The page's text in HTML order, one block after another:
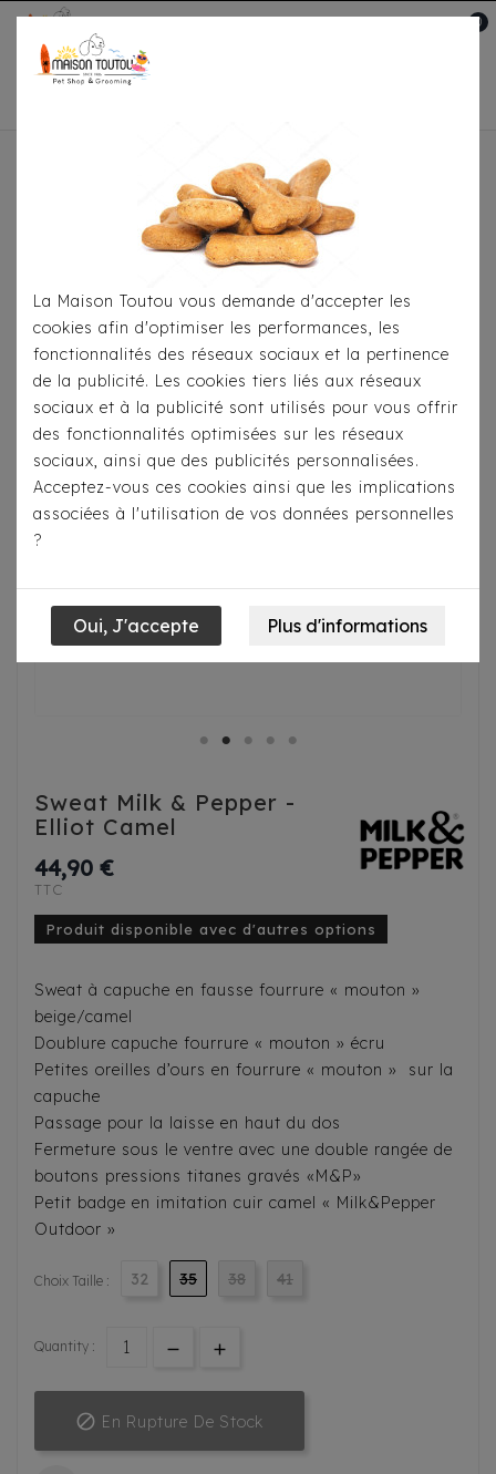
0
Pour S'habiller Sweats
& Pepper - Elliot Camel
Sweat Milk & Pepper -
Elliot Camel
44,90 €
TTC
Produit disponible avec d'autres options
Sweat à capuche en fausse fourrure « mouton »
beige/camel
Doublure capuche fourrure « mouton » écru
Petites oreilles d’ours en fourrure « mouton » sur la
capuche
Passage pour la laisse en haut du dos
Fermeture sous le ventre avec une double rangée de
boutons pressions titanes gravés «M&P»
Petit badge en imitation cuir camel « Milk&Pepper
Outdoor »
Choix Taille : 32 35 38 41
Quantity :
 En Rupture De Stock
La Maison Toutou vous demande d'accepter les
cookies afin d'optimiser les performances, les
fonctionnalités des réseaux sociaux et la pertinence
de la publicité. Les cookies tiers liés aux réseaux
sociaux et à la publicité sont utilisés pour vous offrir
des fonctionnalités optimisées sur les réseaux
sociaux, ainsi que des publicités personnalisées.
Acceptez-vous ces cookies ainsi que les implications
associées à l'utilisation de vos données personnelles
?